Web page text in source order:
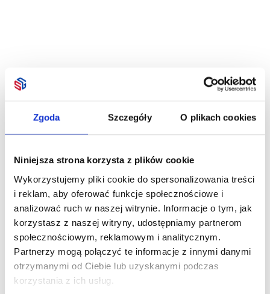
Zgoda Szczegóły O plikach cookies
Niniejsza strona korzysta z plików cookie
Wykorzystujemy pliki cookie do spersonalizowania treści
i reklam, aby oferować funkcje społecznościowe i
analizować ruch w naszej witrynie. Informacje o tym, jak
korzystasz z naszej witryny, udostępniamy partnerom
społecznościowym, reklamowym i analitycznym.
Partnerzy mogą połączyć te informacje z innymi danymi
otrzymanymi od Ciebie lub uzyskanymi podczas
korzystania z ich usług.